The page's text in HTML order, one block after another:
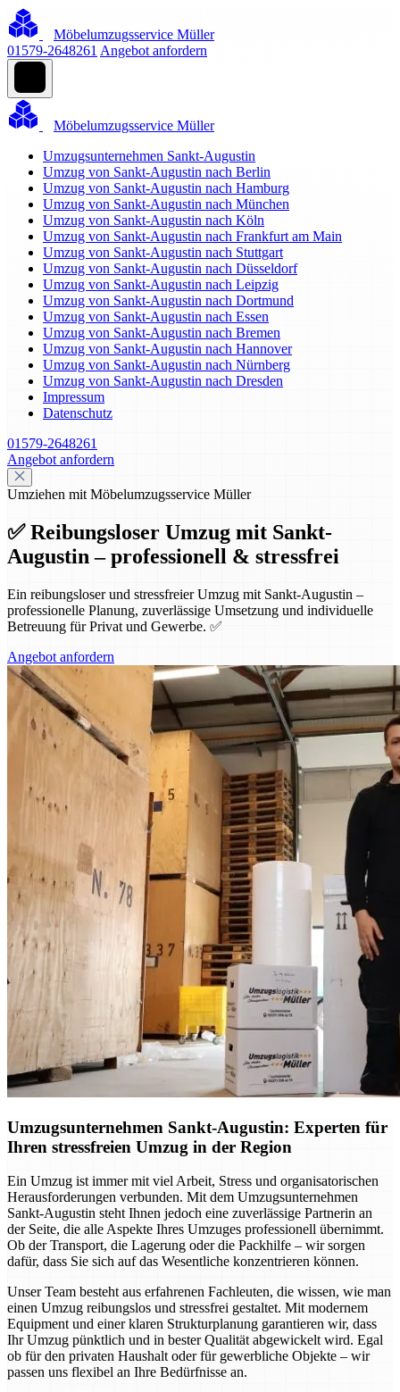
Möbelumzugsservice Müller
01579-2648261 Angebot anfordern
Möbelumzugsservice Müller
Umzugsunternehmen Sankt-Augustin
Umzug von Sankt-Augustin nach Berlin
Umzug von Sankt-Augustin nach Hamburg
Umzug von Sankt-Augustin nach München
Umzug von Sankt-Augustin nach Köln
Umzug von Sankt-Augustin nach Frankfurt am Main
Umzug von Sankt-Augustin nach Stuttgart
Umzug von Sankt-Augustin nach Düsseldorf
Umzug von Sankt-Augustin nach Leipzig
Umzug von Sankt-Augustin nach Dortmund
Umzug von Sankt-Augustin nach Essen
Umzug von Sankt-Augustin nach Bremen
Umzug von Sankt-Augustin nach Hannover
Umzug von Sankt-Augustin nach Nürnberg
Umzug von Sankt-Augustin nach Dresden
Impressum
Datenschutz
01579-2648261
Angebot anfordern
Umziehen mit Möbelumzugsservice Müller
✅ Reibungsloser Umzug mit Sankt-
Augustin – professionell & stressfrei
Ein reibungsloser und stressfreier Umzug mit Sankt-Augustin –
professionelle Planung, zuverlässige Umsetzung und individuelle
Betreuung für Privat und Gewerbe. ✅
Angebot anfordern
Umzugsunternehmen Sankt-Augustin: Experten für
Ihren stressfreien Umzug in der Region
Ein Umzug ist immer mit viel Arbeit, Stress und organisatorischen
Herausforderungen verbunden. Mit dem Umzugsunternehmen
Sankt-Augustin steht Ihnen jedoch eine zuverlässige Partnerin an
der Seite, die alle Aspekte Ihres Umzuges professionell übernimmt.
Ob der Transport, die Lagerung oder die Packhilfe – wir sorgen
dafür, dass Sie sich auf das Wesentliche konzentrieren können.
Unser Team besteht aus erfahrenen Fachleuten, die wissen, wie man
einen Umzug reibungslos und stressfrei gestaltet. Mit modernem
Equipment und einer klaren Strukturplanung garantieren wir, dass
Ihr Umzug pünktlich und in bester Qualität abgewickelt wird. Egal
ob für den privaten Haushalt oder für gewerbliche Objekte – wir
passen uns flexibel an Ihre Bedürfnisse an.